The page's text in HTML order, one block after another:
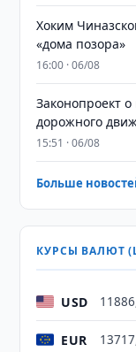
Хоким
«дома позора»
16:00 · 06/08
Законопроект
дорожного
15:51 · 06/08
Больше
КУРСЫ ВАЛЮТ
USD
EUR